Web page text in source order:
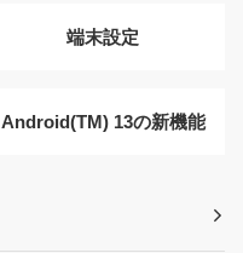
端末設定
Android(TM) 13の新機能